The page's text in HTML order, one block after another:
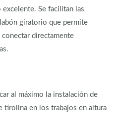
Se facilitan las
giratorio que permite
directamente
al máximo la instalación de
tirolina en los trabajos en altura